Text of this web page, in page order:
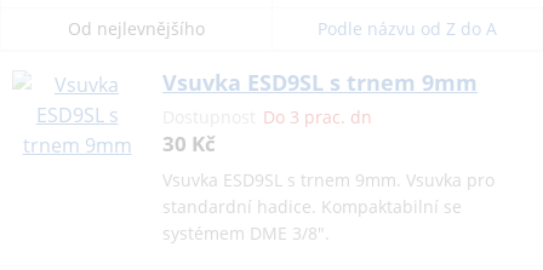
Od nejlevnějšího
Podle názvu od Z do A
Vsuvka ESD9SL s trnem 9mm
Do 3 prac. dn
30 Kč
Vsuvka ESD9SL s trnem 9mm. Vsuvka pro
standardní hadice. Kompaktabilní se
systémem DME 3/8".